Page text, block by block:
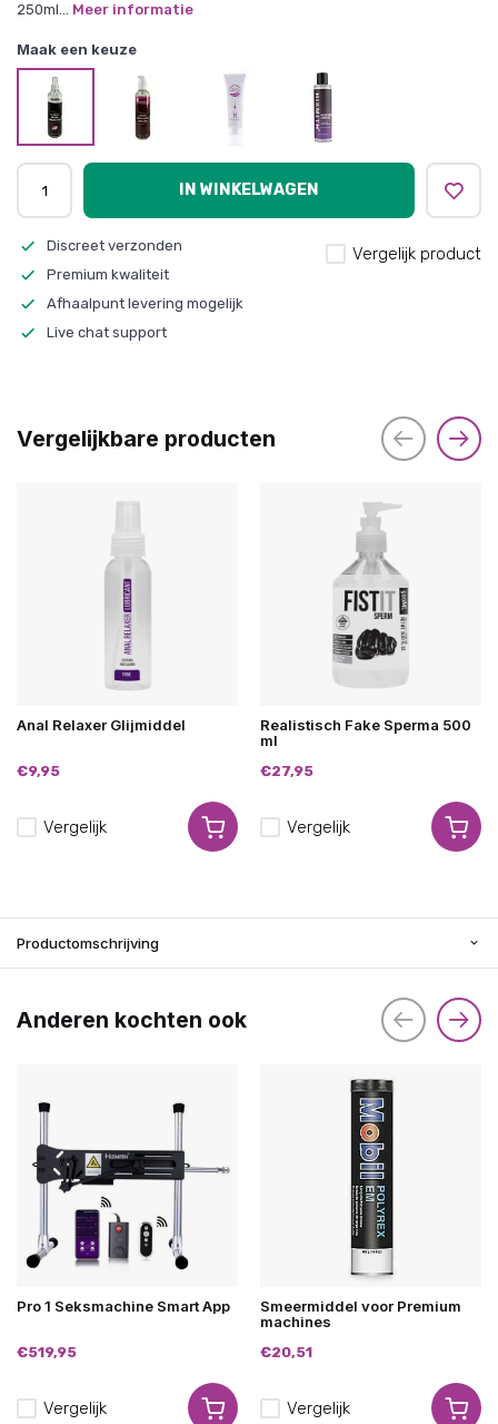
250ml... Meer informatie
Maak een keuze
IN WINKELWAGEN
Discreet verzonden
Premium kwaliteit
Afhaalpunt levering mogelijk
Live chat support
Vergelijk product
Vergelijkbare producten
Anal Relaxer Glijmiddel
€9,95
Vergelijk
Realistisch Fake Sperma 500
ml
€27,95
Vergelijk
Productomschrijving
Anderen kochten ook
Pro 1 Seksmachine Smart App
€519,95
Vergelijk
Smeermiddel voor Premium
machines
€20,51
Vergelijk